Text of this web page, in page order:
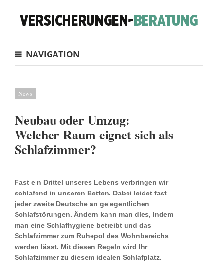
NAVIGATION
News
Neubau oder Umzug:
Welcher Raum eignet sich als
Schlafzimmer?
Fast ein Drittel unseres Lebens verbringen wir
schlafend in unseren Betten. Dabei leidet fast
jeder zweite Deutsche an gelegentlichen
Schlafstörungen. Ändern kann man dies, indem
man eine Schlafhygiene betreibt und das
Schlafzimmer zum Ruhepol des Wohnbereichs
werden lässt. Mit diesen Regeln wird Ihr
Schlafzimmer zu diesem idealen Schlafplatz.